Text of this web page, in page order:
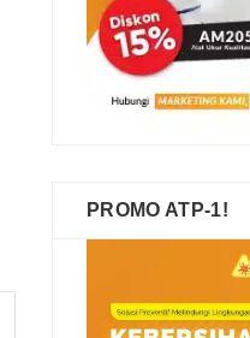
PROMO ATP-1!